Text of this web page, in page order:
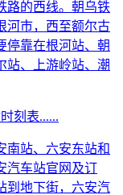
路的西线。朝乌铁
河市，西至额尔古
停靠在根河站、朝
站、上游岭站、潮
刻表......
南站、六安东站和
汽车站官网及订
到地下街，六安汽